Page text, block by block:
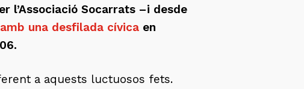
l’Associació Socarrats –i desde
una desfilada cívica en
a aquests luctuosos fets.